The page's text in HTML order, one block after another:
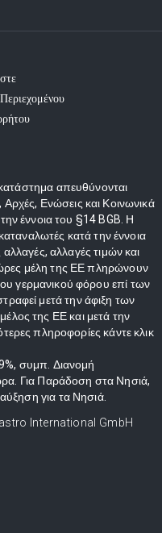
απευθύνονται
Ενώσεις και Κοινωνικά
έννοια του §14 BGB. Η
κατά την έννοια
αλλαγές τιμών και
μέλη της ΕΕ πληρώνουν
γερμανικού φόρου επί των
μετά την άφιξη των
της ΕΕ και μετά την
πληροφορίες κάντε κλικ
συμπ. Διανομή
Για Παράδοση στα Νησιά,
για τα Νησιά.
International GmbH